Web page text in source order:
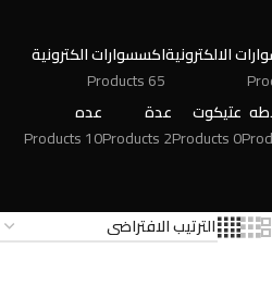
الالكترونيةاكسسوارات الكترونية
65 Products
عتيكوت
0 Products
عدة
2 Products
عده
10 Products